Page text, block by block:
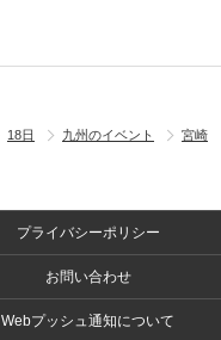
18日 九州のイベント
宮崎
プライバシーポリシー
お問い合わせ
Webプッシュ通知について